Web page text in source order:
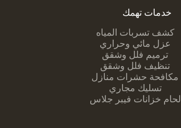
خدمات تهمك
كشف تسربات ا لمياه
عزل مائي وحراري
ترميم فلل وشقق
تنظيف فلل وشقق
مكافحة حشرات منازل
تسليك مجاري
لحام خزانات فيبر جلاس